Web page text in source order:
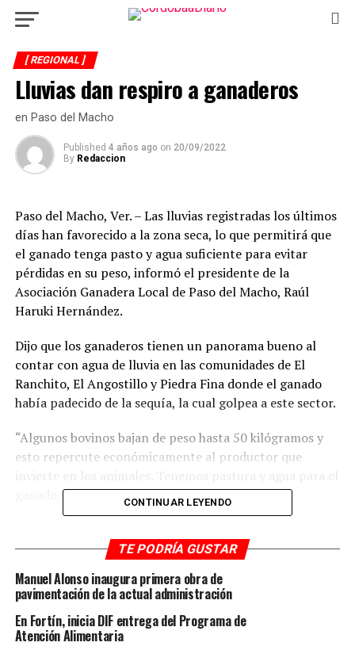
[ REGIONAL ]
Lluvias dan respiro a ganaderos
en Paso del Macho
Published 4 años ago on 20/09/2022
By Redaccion
Paso del Macho, Ver. – Las lluvias registradas los últimos
días han favorecido a la zona seca, lo que permitirá que
el ganado tenga pasto y agua suficiente para evitar
pérdidas en su peso, informó el presidente de la
Asociación Ganadera Local de Paso del Macho, Raúl
Haruki Hernández.
Dijo que los ganaderos tienen un panorama bueno al
contar con agua de lluvia en las comunidades de El
Ranchito, El Angostillo y Piedra Fina donde el ganado
había padecido de la sequía, la cual golpea a este sector.
“Algunos bovinos bajan de peso hasta 50 kilógramos y
esto repercute económicamente al productor que
ganado, esto nos favorece”, expresó
mantenido en los últimos días entre los 53 y 54 pesos,
Comentó que a través de la farmacia de la asociación
ganadera se apoya a los productores con precios
accesibles y se cuenta con las vacunas para el
CONTINUAR LEYENDO
TE PODRÍA GUSTAR
Manuel Alonso inaugura primera obra de
pavimentación de la actual administración
En Fortín, inicia DIF entrega del Programa de
Atención Alimentaria